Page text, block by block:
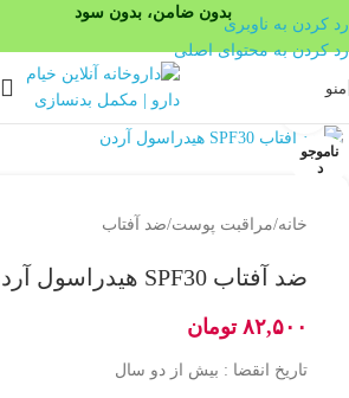
بدون ضامن، بدون سود
رد کردن به ناوبری
رد کردن به محتوای اصلی
منو
ناموجو
د
بزرگنمایی تصویر
خانه/مراقبت پوست/ضد آفتاب
ضد آفتاب SPF30 هیدراسول آردن
۸۲,۵۰۰ تومان
تاریخ انقضا : بیش از دو سال